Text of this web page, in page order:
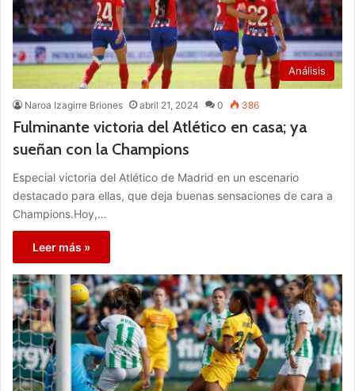
Análisis
Naroa Izagirre Briones abril 21, 2024 0 386
Fulminante victoria del Atlético en casa; ya
sueñan con la Champions
Especial victoria del Atlético de Madrid en un escenario
destacado para ellas, que deja buenas sensaciones de cara a
Champions.Hoy,…
Leer más »